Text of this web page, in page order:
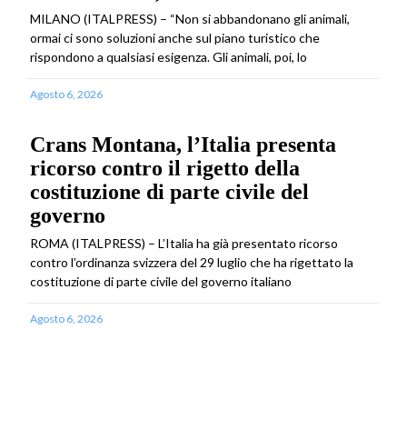
MILANO (ITALPRESS) – “Non si abbandonano gli animali,
ormai ci sono soluzioni anche sul piano turistico che
rispondono a qualsiasi esigenza. Gli animali, poi, lo
Agosto 6, 2026
Crans Montana, l’Italia presenta
ricorso contro il rigetto della
costituzione di parte civile del
governo
ROMA (ITALPRESS) – L’Italia ha già presentato ricorso
contro l’ordinanza svizzera del 29 luglio che ha rigettato la
costituzione di parte civile del governo italiano
Agosto 6, 2026